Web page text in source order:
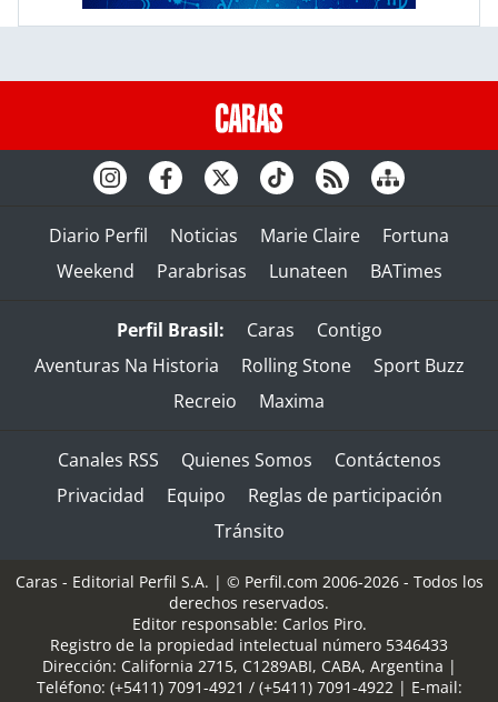
Diario Perfil Noticias Marie Claire
Fortuna
Weekend
Parabrisas Lunateen BATimes
Perfil Brasil: Caras
Contigo
Aventuras Na Historia
Rolling Stone
Sport Buzz
Recreio
Maxima
Canales RSS Quienes Somos
Contáctenos
Privacidad
Equipo
Reglas de participación
Tránsito
Caras - Editorial Perfil S.A. | © Perfil.com 2006-2026 - Todos los
derechos reservados.
Editor responsable: Carlos Piro.
Registro de la propiedad intelectual número 5346433
Dirección: California 2715, C1289ABI, CABA, Argentina |
Teléfono: (+5411) 7091-4921 / (+5411) 7091-4922| E-mail: